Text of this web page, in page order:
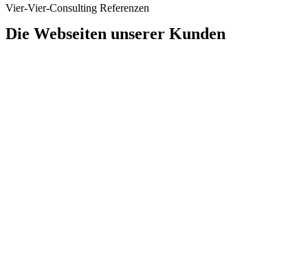
Vier-Vier-Consulting Referenzen
Die Webseiten unserer Kunden